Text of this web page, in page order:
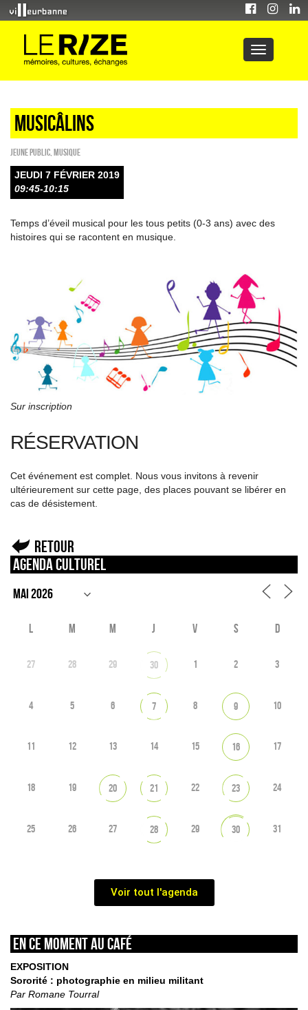
Musicâlins
Jeune public Musique
JEUDI 7 FÉVRIER 2019
09:45-10:15
Temps d’éveil musical pour les tous petits (0-3 ans) avec des
histoires qui se racontent en musique.
Sur inscription
RÉSERVATION
Cet événement est complet. Nous vous invitons à revenir
ultérieurement sur cette page, des places pouvant se libérer en
cas de désistement.
Retour
Agenda culturel
L M M J V S D
27 28 29 30 1 2 3
4 5 6 7 8 9 10
11 12 13 14 15 16 17
18 19 20 21 22 23 24
25 26 27 28 29 30 31
Voir tout l'agenda
En ce moment au café
EXPOSITION
Sororité : photographie en milieu militant
Par Romane Tourral